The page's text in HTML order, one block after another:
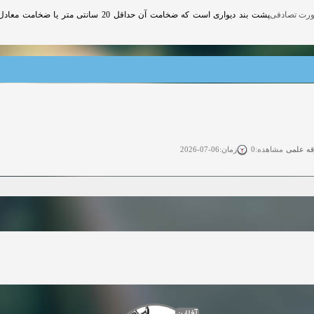
پشت بند دیواری است که ضخامت آن
آزاد مشاهده:0 زمان:02-26-2025